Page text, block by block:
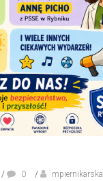
/ 0 / mpiernikarska